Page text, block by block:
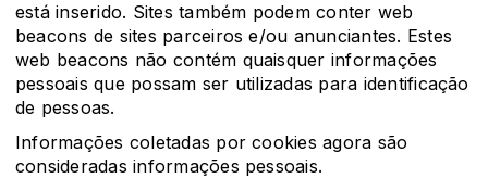
está inserido. Sites também podem conter web
beacons de sites parceiros e/ou anunciantes. Estes
web beacons não contém quaisquer informações
pessoais que possam ser utilizadas para identificação
de pessoas.
Informações coletadas por cookies agora são
consideradas informações pessoais.